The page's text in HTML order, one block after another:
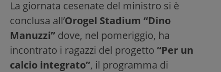
La giornata cesenate del ministro si è
conclusa all’Orogel Stadium “Dino
Manuzzi” dove, nel pomeriggio, ha
incontrato i ragazzi del progetto “Per un
calcio integrato”, il programma di